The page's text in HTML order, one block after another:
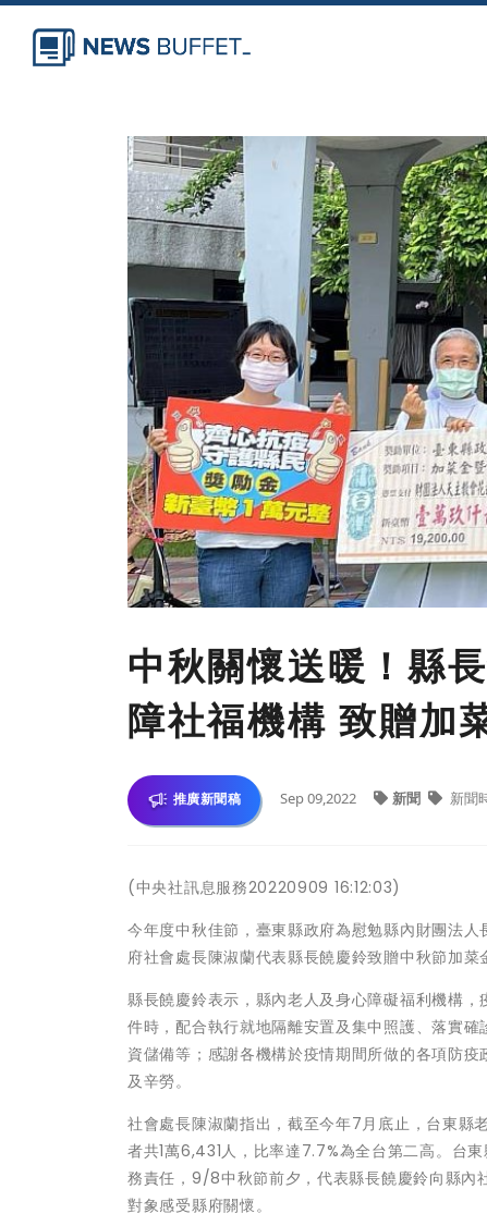
中秋關懷送暖！縣
障社福機構 致贈加
推廣新聞稿 Sep 09,2022 新聞 新聞
(中央社訊息服務20220909 16:12:03)
今年度中秋佳節，臺東縣政府為慰勉縣內財團法
府社會處長陳淑蘭代表縣長饒慶鈴致贈中秋節加
縣長饒慶鈴表示，縣內老人及身心障礙福利機構
件時，配合執行就地隔離安置及集中照護、落實
資儲備等；感謝各機構於疫情期間所做的各項防
及辛勞。
社會處長陳淑蘭指出，截至今年7月底止，台東縣
者共1萬6,431人，比率達7.7%為全台第二高。台
務責任，9/8中秋節前夕，代表縣長饒慶鈴向縣內
對象感受縣府關懷。